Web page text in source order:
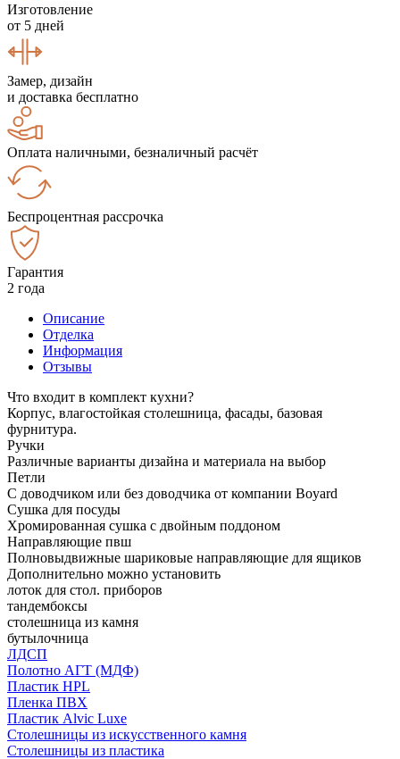
Изготовление
от 5 дней
Замер, дизайн
и доставка бесплатно
Оплата наличными, безналичный расчёт
Беспроцентная рассрочка
Гарантия
2 года
Описание
Отделка
Информация
Отзывы
Что входит в комплект кухни?
Корпус, влагостойкая столешница, фасады, базовая
фурнитура.
Ручки
Различные варианты дизайна и материала на выбор
Петли
С доводчиком или без доводчика от компании Boyard
Сушка для посуды
Хромированная сушка с двойным поддоном
Направляющие пвш
Полновыдвижные шариковые направляющие для ящиков
Дополнительно можно установить
лоток для стол. приборов
тандембоксы
столешница из камня
бутылочница
ЛДСП
Полотно АГТ (МДФ)
Пластик HPL
Пленка ПВХ
Пластик Alvic Luxe
Столешницы из искусственного камня
Столешницы из пластика